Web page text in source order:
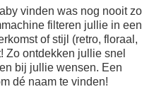
vinden was nog nooit zo
filteren jullie in een
of stijl (retro, floraal,
ontdekken jullie snel
bij jullie wensen. Een
dé naam te vinden!